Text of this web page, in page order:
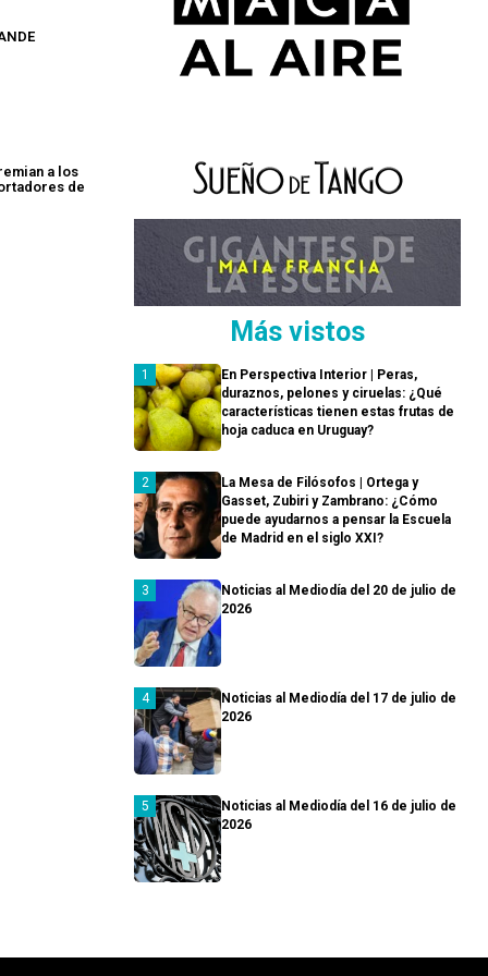
a los
de
Más vistos
En Perspectiva Interior | Peras,
duraznos, pelones y ciruelas: ¿Qué
características tienen estas frutas de
hoja caduca en Uruguay?
La Mesa de Filósofos | Ortega y
Gasset, Zubiri y Zambrano: ¿Cómo
puede ayudarnos a pensar la Escuela
de Madrid en el siglo XXI?
Noticias al Mediodía del 20 de julio de
2026
Noticias al Mediodía del 17 de julio de
2026
Noticias al Mediodía del 16 de julio de
2026